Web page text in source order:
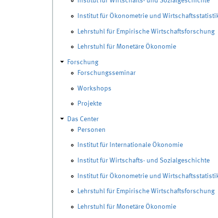
Institut für Ökonometrie und
Lehrstuhl für Empirische Wirtschaftsforschung
Lehrstuhl für Monetäre Ökonomie
Forschung
Forschungsseminar
Workshops
Projekte
Das Center
Personen
Institut für Internationale Ökonomie
Institut für Wirtschafts- und Sozialgeschichte
Institut für Ökonometrie und
Lehrstuhl für Empirische Wirtschaftsforschung
Lehrstuhl für Monetäre Ökonomie